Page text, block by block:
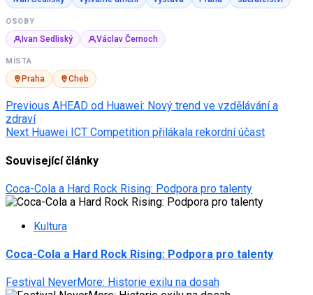
OSOBY
Ivan Sedliský Václav Černoch
MÍSTA
Praha Cheb
Post
navigation
Previous AHEAD od Huawei: Nový trend ve vzdělávání a
zdraví
Next Huawei ICT Competition přilákala rekordní účast
Související články
Coca-Cola a Hard Rock Rising: Podpora pro talenty
Kultura
Coca-Cola a Hard Rock Rising: Podpora pro talenty
Festival NeverMore: Historie exilu na dosah